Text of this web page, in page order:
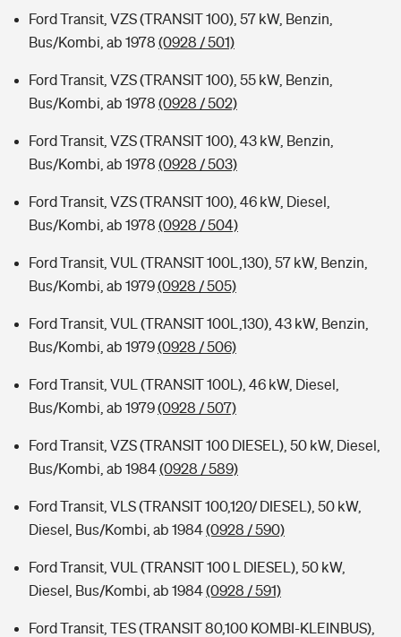
Ford Transit, VZS (TRANSIT 100), 57 kW, Benzin,
Bus/Kombi, ab 1978 (0928 / 501)
Ford Transit, VZS (TRANSIT 100), 55 kW, Benzin,
Bus/Kombi, ab 1978 (0928 / 502)
Ford Transit, VZS (TRANSIT 100), 43 kW, Benzin,
Bus/Kombi, ab 1978 (0928 / 503)
Ford Transit, VZS (TRANSIT 100), 46 kW, Diesel,
Bus/Kombi, ab 1978 (0928 / 504)
Ford Transit, VUL (TRANSIT 100L,130), 57 kW, Benzin,
Bus/Kombi, ab 1979(0928 / 505)
Ford Transit, VUL (TRANSIT 100L,130), 43 kW, Benzin,
Bus/Kombi, ab 1979(0928 / 506)
Ford Transit, VUL (TRANSIT 100L), 46 kW, Diesel,
Bus/Kombi, ab 1979(0928 / 507)
Ford Transit, VZS (TRANSIT 100 DIESEL), 50 kW, Diesel,
Bus/Kombi, ab 1984(0928 / 589)
Ford Transit, VLS (TRANSIT 100,120/ DIESEL), 50 kW,
Diesel, Bus/Kombi, ab 1984(0928 / 590)
Ford Transit, VUL (TRANSIT 100 L DIESEL), 50 kW,
Diesel, Bus/Kombi, ab 1984(0928 / 591)
Ford Transit, TES (TRANSIT 80,100 KOMBI-KLEINBUS),